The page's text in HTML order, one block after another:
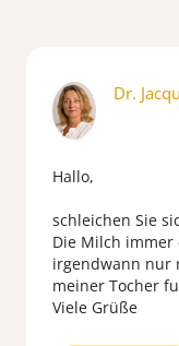
Dr.
Hallo,
schleichen Sie
Die Milch
irgendwann nur
meiner Tocher
Viele Grüße